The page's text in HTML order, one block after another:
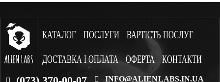
КАТАЛОГ ПОСЛУГИ ВАРТІСТЬ ПОСЛУГ
ДОСТАВКА І ОПЛАТА ОФЕРТА КОНТАКТИ
INFO@ALIENLABS.IN.UA